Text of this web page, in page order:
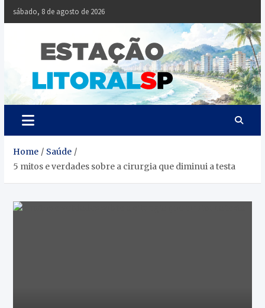
Skip
sábado, 8 de agosto de 2026
Litoral
Notícias da
Baixada Santista
Home
Saúde
5 mitos e verdades sobre a cirurgia que diminui a testa